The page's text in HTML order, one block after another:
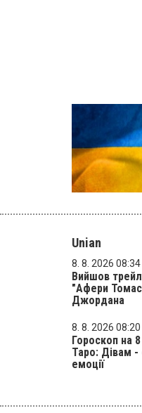
Unian
8. 8. 2026 08:34
Вийшов
"Афери
Джордана
8. 8. 2026 08:20
Гороскоп на
Таро: Дівам -
емоції